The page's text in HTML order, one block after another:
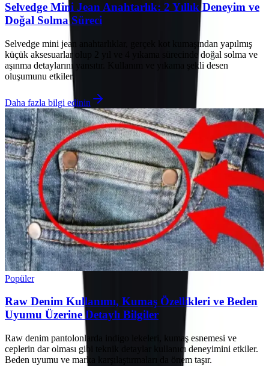
Selvedge Mini Jean Anahtarlık: 2 Yıllık Deneyim ve
Doğal Solma Süreci
Selvedge mini jean anahtarlıklar, gerçek kot kumaşından yapılmış
küçük aksesuarlar olup 2 yıl ve 4 yıkama sürecinde doğal solma ve
aşınma detaylarını yansıtır. Kullanım ve yıkama şekli desen
oluşumunu etkiler.
Daha fazla bilgi edinin
Popüler
Raw Denim Kullanımı, Kumaş Özellikleri ve Beden
Uyumu Üzerine Detaylı Bilgiler
Raw denim pantolonlarda indigo lekeleri, kumaş esnemesi ve
ceplerin dar olması gibi teknik detaylar kullanıcı deneyimini etkiler.
Beden uyumu ve marka karşılaştırmaları da önem taşır.